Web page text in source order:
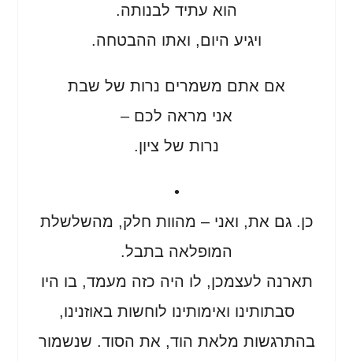
הוא עתיד לבנותה.
ויגיע היום, ואתו ההבטחה.
אם אתם משמרים נרות של שבת
אני מראה לכם –
נרות של ציון.
•
כן. גם את, ואני – מהוות חלק, מהשלשלת
המופלאה בתבל.
תארנה לעצמכן, לו היה כזה מעמד, בו היו
סבתותינו ואימותינו לוחשות באוזנינו,
בהתרגשות מלאת הוד, את הסוד. שנשמור